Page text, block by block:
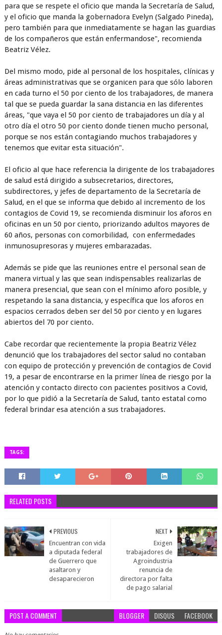
para que se respete el oficio que manda la Secretaría de Salud,
y el oficio que manda la gobernadora Evelyn (Salgado Pineda),
pero también para que inmediatamente se hagan las guardias
de los compañeros que están enfermandose", recomienda
Beatriz Vélez.
Del mismo modo, pide al personal de los hospitales, clínicas y
áreas administrativas que se organicen para que sólo laboren
en cada turno el 50 por ciento de los trabajadores, de manera
tal que se pueda guardar la sana distancia en las diferentes
áreas, "que vaya el 50 por ciento de trabajadores un día y al
otro día el otro 50 por ciento donde tienen mucho personal,
porque se nos están contagiando muchos trabajadores y
tenemos que evitar esta situación".
El oficio al que hace referencia la dirigente de los trabajadores
de salud está dirigido a subsecretarios, directores,
subdirectores, y jefes de departamento de la Secretaría de
Salud, en el que se informa que debido al incremento de los
contagios de Covid 19, se recomienda disminuir los aforos en
oficinas en un 50 por ciento, priorizando adultos mayores de
60 años, personas con comorbilidad, con enfermedades
inmunosupresoras y mujeres embarazadas.
Además se pide que las reuniones entre el personal sean de
manera virtual y las que sean indispensables realizarlas de
manera presencial, que sean con el mínimo aforo posible, y
respetando la sana distancia, y específica que los aforos en
espacios cerrados deben ser del 50 por ciento y en lugares
abiertos del 70 por ciento.
Cabe recordar que recientemente la propia Beatriz Vélez
denunció que los trabajadores del sector salud no contaban
con equipo de protección y prevención de contagios de Covid
19, a pesar de encontrarse en la primer línea de riesgo por la
atención y contacto directo con pacientes positivos a Covid,
por lo que pidió a la Secretaría de Salud, tanto estatal como
federal brindar esa atención a sus trabajadores.
TAGS:
RELATED POSTS
NEXT
Exigen
trabajadores de
Agroindustria
renuncia de
directora por falta
de pago salarial
PREVIOUS
Encuentran con vida
a diputada federal
de Guerrero que
asaltaron y
desaparecieron
POST A COMMENT BLOGGER DISQUS FACEBOOK